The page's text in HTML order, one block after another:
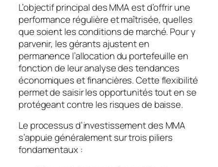
L’objectif principal des MMA est d’offrir une
performance régulière et maîtrisée, quelles
que soient les conditions de marché. Pour y
parvenir, les gérants ajustent en
permanence l’allocation du portefeuille en
fonction de leur analyse des tendances
économiques et financières. Cette flexibilité
permet de saisir les opportunités tout en se
protégeant contre les risques de baisse.
Le processus d’investissement des MMA
s’appuie généralement sur trois piliers
fondamentaux :